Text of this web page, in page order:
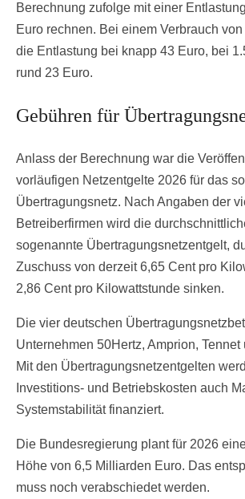
Berechnung zufolge mit einer
Euro rechnen. Bei einem Verbrauch
die Entlastung bei knapp 43 Euro, bei
rund 23 Euro.
Gebühren für
Anlass der Berechnung war die
vorläufigen Netzentgelte 2026 für das
Übertragungsnetz. Nach Angaben der
Betreiberfirmen wird die
sogenannte Übertragungsnetzentgelt,
Zuschuss von derzeit 6,65 Cent pro
2,86 Cent pro Kilowattstunde sinken.
Die vier deutschen
Unternehmen 50Hertz, Amprion, Tennet
Mit den Übertragungsnetzentgelten
Investitions- und Betriebskosten auch
Systemstabilität finanziert.
Die Bundesregierung plant für 2026
Höhe von 6,5 Milliarden Euro. Das
muss noch verabschiedet werden.